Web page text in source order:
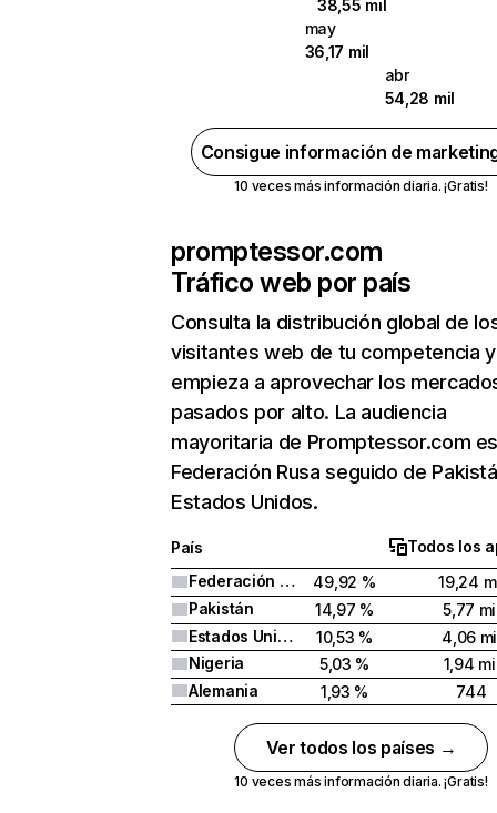
38,55 mil
may
36,17 mil
abr
54,28 mil
Consigue información de
10 veces más información diaria. ¡Gratis!
promptessor.com
Tráfico web por país
Consulta la distribución global de
visitantes web de tu competencia y
empieza a aprovechar los
pasados por alto. La audiencia
mayoritaria de Promptessor.com
Federación Rusa seguido de
Estados Unidos.
País
Todos los
Federación Rusa
49,92 %
19,24
Pakistán
14,97 %
5,77
Estados Unidos
10,53 %
4,06
Nigeria
5,03 %
1,94
Alemania
1,93 % 744
Ver todos los países →
10 veces más información diaria. ¡Gratis!